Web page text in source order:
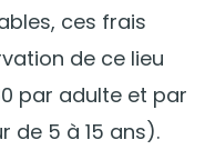
ces frais
de ce lieu
par adulte et par
de 5 à 15 ans).